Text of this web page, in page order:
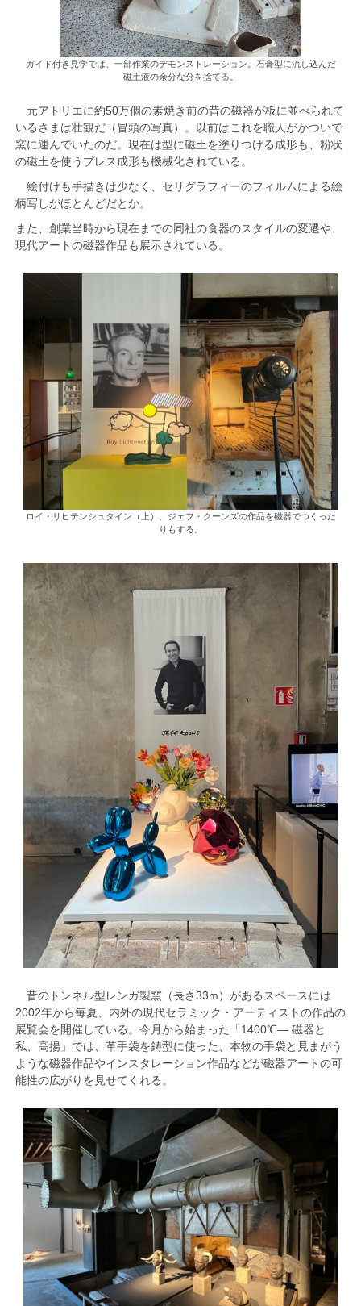
ガイド付き見学では、一部作業のデモンストレーション。石膏型に流し込んだ
磁土液の余分な分を捨てる。
元アトリエに約50万個の素焼き前の昔の磁器が板に並べられて
いるさまは壮観だ（冒頭の写真）。以前はこれを職人がかついで
窯に運んでいたのだ。現在は型に磁土を塗りつける成形も、粉状
の磁土を使うプレス成形も機械化されている。
絵付けも手描きは少なく、セリグラフィーのフィルムによる絵
柄写しがほとんどだとか。
また、創業当時から現在までの同社の食器のスタイルの変遷や、
現代アートの磁器作品も展示されている。
ロイ・リヒテンシュタイン（上）、ジェフ・クーンズの作品を磁器でつくった
りもする。
昔のトンネル型レンガ製窯（長さ33m）があるスペースには
2002年から毎夏、内外の現代セラミック・アーティストの作品の
展覧会を開催している。今月から始まった「1400℃― 磁器と
私、高揚」では、革手袋を鋳型に使った、本物の手袋と見まがう
ような磁器作品やインスタレーション作品などが磁器アートの可
能性の広がりを見せてくれる。